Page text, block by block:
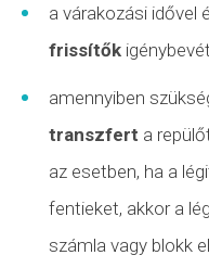
a várakozási idővel
frissítők
amennyiben
transzfert a
az esetben, ha a
fentieket, akkor a
számla vagy blokk